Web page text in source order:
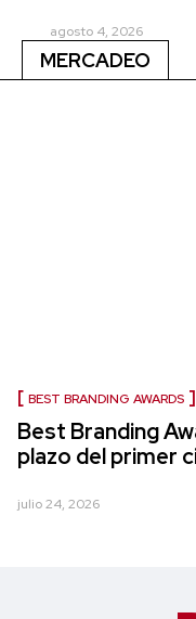
agosto 4, 2026
MERCADEO
BEST BRANDING AWARDS
Best Branding
plazo del primer
julio 24, 2026